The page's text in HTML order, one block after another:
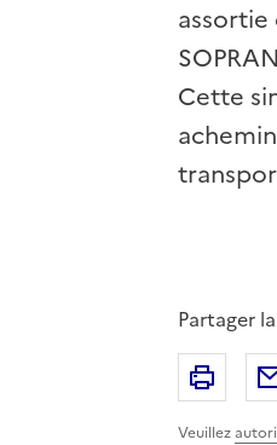
assortie
Cette
Partager
Veuillez